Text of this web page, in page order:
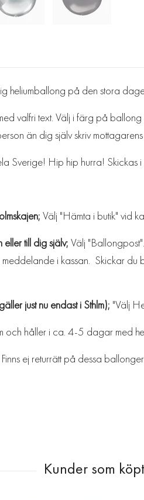
heliumballong på den stora
valfri text. Välj i färg på
än dig själv skriv
Sverige! Hip hip hurra! Skickas
Välj "Hämta i butik" vid
till dig själv; Välj
i kassan. Skickar
just nu endast i Sthlm); "Välj
håller i ca. 4-5 dagar med
ej returrätt på dessa